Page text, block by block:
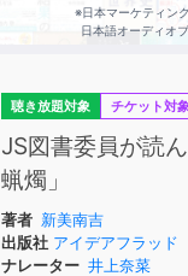
※日本マーケティン
日本語オーディオ
聴き放題対象 チケット対
JS図書委員が読
蝋燭」
著者 新美南吉
出版社 アイデアフラッド
ナレーター 井上奈菜